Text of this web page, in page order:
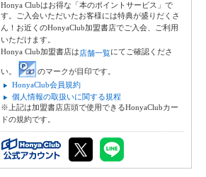
Honya Clubはお得な「本のポイントサービス」で
す。ご入会いただいたお客様には特典が盛りだくさ
ん！お近くのHonyaClub加盟書店でご入会、ご利用
いただけます。
Honya Club加盟書店は店舗一覧にてご確認くださ
い。
のマークが目印です。
HonyaClub会員規約
個人情報の取扱いに関する規程
※上記は加盟書店店頭で使用できるHonyaClubカー
ドの規約です。